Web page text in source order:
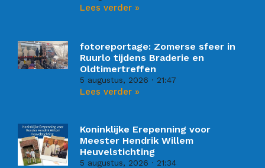
Lees verder »
fotoreportage: Zomerse sfeer in
Ruurlo tijdens Braderie en
Oldtimertreffen
5 augustus, 2026 21:47
Lees verder »
Koninklijke Erepenning voor
Meester Hendrik Willem
Heuvelstichting
5 augustus, 2026 21:34